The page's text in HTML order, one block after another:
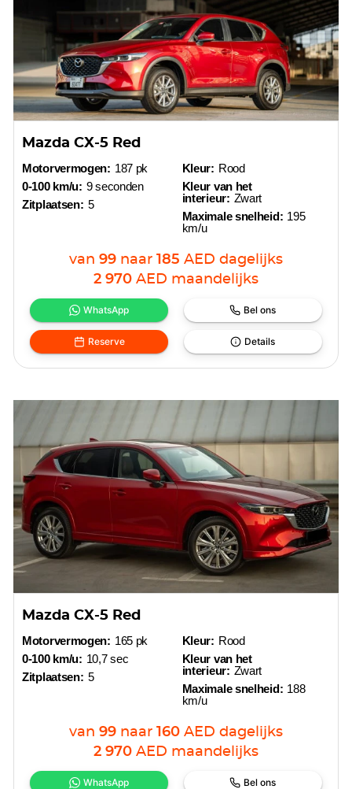
Mazda CX-5 Red
Motorvermogen: 187 pk
0-100 km/u: 9 seconden
Zitplaatsen: 5
Kleur: Rood
Kleur van het
interieur: Zwart
Maximale snelheid: 195
km/u
van 99 naar 185 AED dagelijks
2 970 AED maandelijks
WhatsApp Bel ons
Reserve Details
Mazda CX-5 Red
Motorvermogen: 165 pk
0-100 km/u: 10,7 sec
Zitplaatsen: 5
Kleur: Rood
Kleur van het
interieur: Zwart
Maximale snelheid: 188
km/u
van 99 naar 160 AED dagelijks
2 970 AED maandelijks
WhatsApp Bel ons